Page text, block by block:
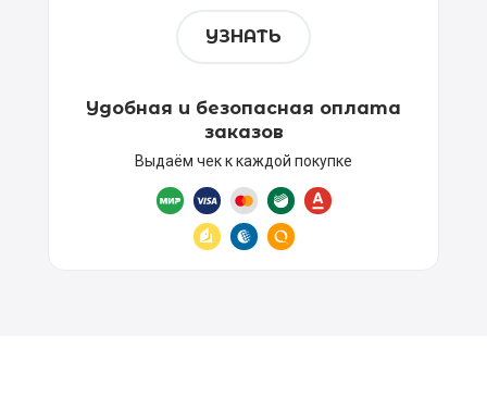
УЗНАТЬ
Удобная и безопасная оплата
заказов
Выдаём чек к каждой покупке